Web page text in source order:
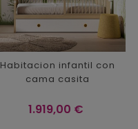
Habitacion infantil con
cama casita
Precio
1.919,00 €